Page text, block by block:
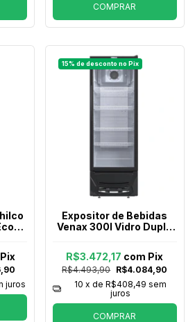
COMPRAR
Pix
juros
Expositor de Bebidas
Venax 300l Vidro Duplo
R$4.493,90 R$4.084,90
R$3.472,17 com Pix
10 x de R$408,49 sem
juros
COMPRAR